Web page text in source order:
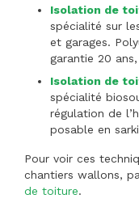
Isolation de
spécialité sur
et garages.
garantie 20
Isolation de
spécialité
régulation de
posable en
Pour voir ces
chantiers wallons,
de toiture.